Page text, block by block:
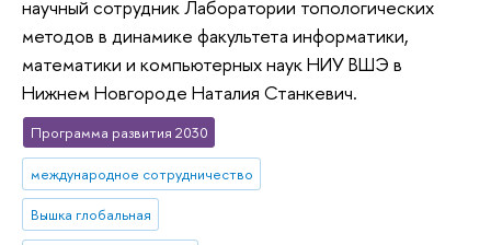
научный сотрудник Лаборатории топологических
методов в динамике факультета информатики,
математики и компьютерных наук НИУ ВШЭ в
Нижнем Новгороде Наталия Станкевич.
Программа развития 2030
международное сотрудничество
Вышка глобальная